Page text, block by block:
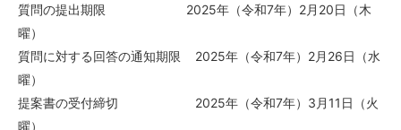
質問の提出期限 2025年（令和7年）2月20日（木
曜）
質問に対する回答の通知期限 2025年（令和7年）2月26日（水
曜）
提案書の受付締切 2025年（令和7年）3月11日（火
曜）